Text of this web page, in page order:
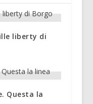
liberty di
Questa la